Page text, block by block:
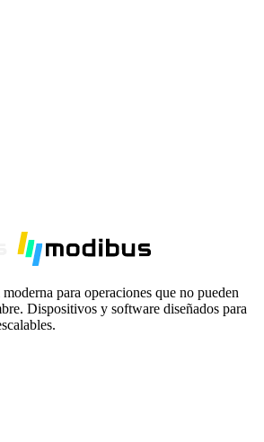
para operaciones que no pueden
Dispositivos y software diseñados para